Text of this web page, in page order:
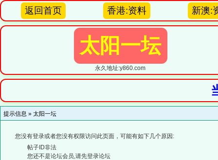
返回首页 香港:资料 新澳:
太阳一坛
永久地址:y860.com
提示信息 » 太阳一坛
您没有登录或者您没有权限访问此页面，可能有如下几个原因:
帖子ID非法
您还不是论坛会员,请先登录论坛